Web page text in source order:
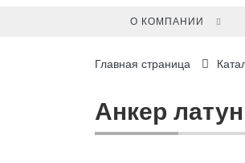
О КОМПАНИИ
Главная страница
Анкер